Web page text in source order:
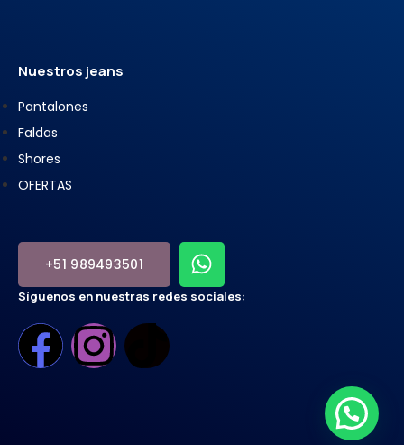
Nuestros jeans
Pantalones
Faldas
Shores
OFERTAS
+51 989493501
Síguenos en nuestras redes sociales: